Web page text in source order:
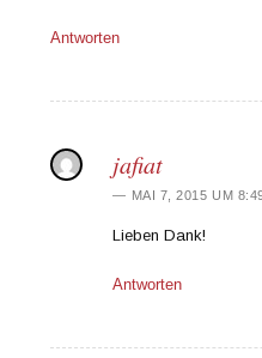
Antworten
jafiat
MAI 7, 2015 UM
Lieben Dank!
Antworten